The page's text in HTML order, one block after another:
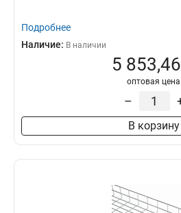
Подробнее
Наличие: В наличии
5
оптовая цена
–
В корзину